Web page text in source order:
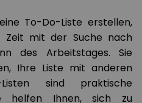
To-Do-Liste erstellen,
Zeit mit der Suche nach
des Arbeitstages. Sie
Ihre Liste mit anderen
Listen sind praktische
helfen Ihnen, sich zu